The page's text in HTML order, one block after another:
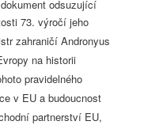
odsuzující
73. výročí jeho
zahraničí Andronyus
na historii
pravidelného
v EU a budoucnost
partnerství EU,